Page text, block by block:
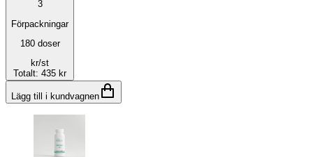
3
Förpackningar
180 doser
kr/st
Totalt: 435 kr
Lägg till i kundvagnen